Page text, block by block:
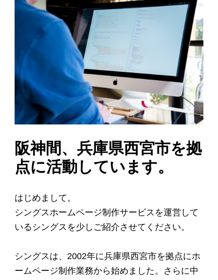
阪神間、兵庫県西宮市を拠
点に活動しています。
はじめまして。
シングスホームページ制作サービスを運営して
いるシングスを少しご紹介させてください。
シングスは、2002年に兵庫県西宮市を拠点にホ
ームページ制作業務から始めました。さらに中